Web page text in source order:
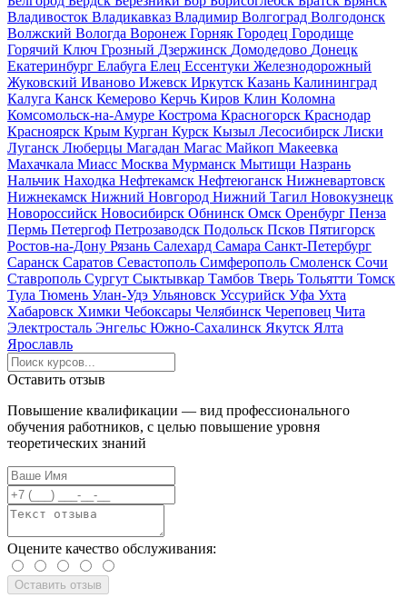
Владивосток Владикавказ Владимир Волгоград Волгодонск
Волжский Вологда Воронеж Горняк Городец Городище
Горячий Ключ Грозный Дзержинск Домодедово Донецк
Екатеринбург Елабуга Елец Ессентуки Железнодорожный
Жуковский Иваново Ижевск Иркутск Казань Калининград
Калуга Канск Кемерово Керчь Киров Клин Коломна
Комсомольск-на-Амуре Кострома Красногорск Краснодар
Красноярск Крым Курган Курск Кызыл Лесосибирск Лиски
Луганск Люберцы Магадан Магас Майкоп Макеевка
Махачкала Миасс Москва Мурманск Мытищи Назрань
Нальчик Находка Нефтекамск Нефтеюганск Нижневартовск
Нижнекамск Нижний Новгород Нижний Тагил Новокузнецк
Новороссийск Новосибирск Обнинск Омск Оренбург Пенза
Пермь Петергоф Петрозаводск Подольск Псков Пятигорск
Ростов-на-Дону Рязань Салехард Самара Санкт-Петербург
Саранск Саратов Севастополь Симферополь Смоленск Сочи
Ставрополь Сургут Сыктывкар Тамбов Тверь Тольятти Томск
Тула Тюмень Улан-Удэ Ульяновск Уссурийск Уфа Ухта
Хабаровск Химки Чебоксары Челябинск Череповец Чита
Электросталь Энгельс Южно-Сахалинск Якутск Ялта
Ярославль
Оставить отзыв
Повышение квалификации — вид профессионального
обучения работников, с целью повышение уровня
теоретических знаний
Оцените качество обслуживания: